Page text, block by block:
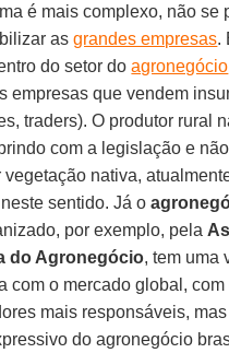
é mais complexo, não se
asgrandes empresas.
do setor doagronegócio
empresas que vendem
traders). O produtor rural
com a legislação e
vegetação nativa,
sentido. Já o
por exemplo, pela
do Agronegócio, tem uma
com o mercado global, com
mais responsáveis,
do agronegócio